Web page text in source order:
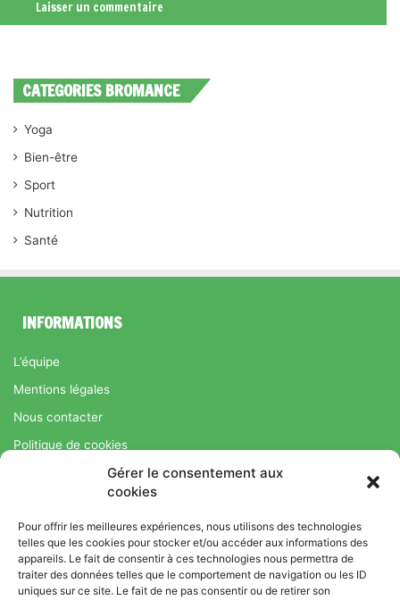
Gérer le consentement aux
cookies
Pour offrir les meilleures expériences, nous utilisons des technologies
telles que les cookies pour stocker et/ou accéder aux informations des
appareils. Le fait de consentir à ces technologies nous permettra de
traiter des données telles que le comportement de navigation ou les ID
uniques sur ce site. Le fait de ne pas consentir ou de retirer son
CATEGORIES BROMANCE
Yoga
Bien-être
Sport
Nutrition
Santé
INFORMATIONS
L’équipe
Mentions légales
Nous contacter
Politique de cookies
Régime Savoir Maigrir.fr : La méthode Jean-Michel Cohen pour
une perte de poids durable
© Copyright 2026, Tous droits réservés |Bromance
Bien-Être : Yoga, Bien-être, Nutrition et Sport